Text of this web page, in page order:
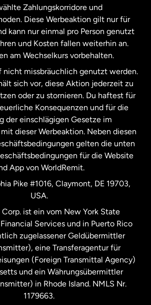
Staaten English
Staaten
Königreich
Zahlungskorridore und
Diese Werbeaktion gilt nur für
kann nur einmal pro Person genutzt
und Kosten fallen weiterhin an.
am Wechselkurs vorbehalten.
nicht missbräuchlich genutzt werden.
sich vor, diese Aktion jederzeit zu
oder zu stornieren. Du haftest für
Konsequenzen und für die
der einschlägigen Gesetze im
dieser Werbeaktion. Neben diesen
gelten die unten
für die Website
App von WorldRemit.
Pike #1016, Claymont, DE 19703,
USA.
ist ein vom New York State
Services und in Puerto Rico
zugelassener Geldübermittler
eine Transferagentur für
(Foreign Transmittal Agency)
und ein Währungsübermittler
in Rhode Island. NMLS Nr.
1179663.